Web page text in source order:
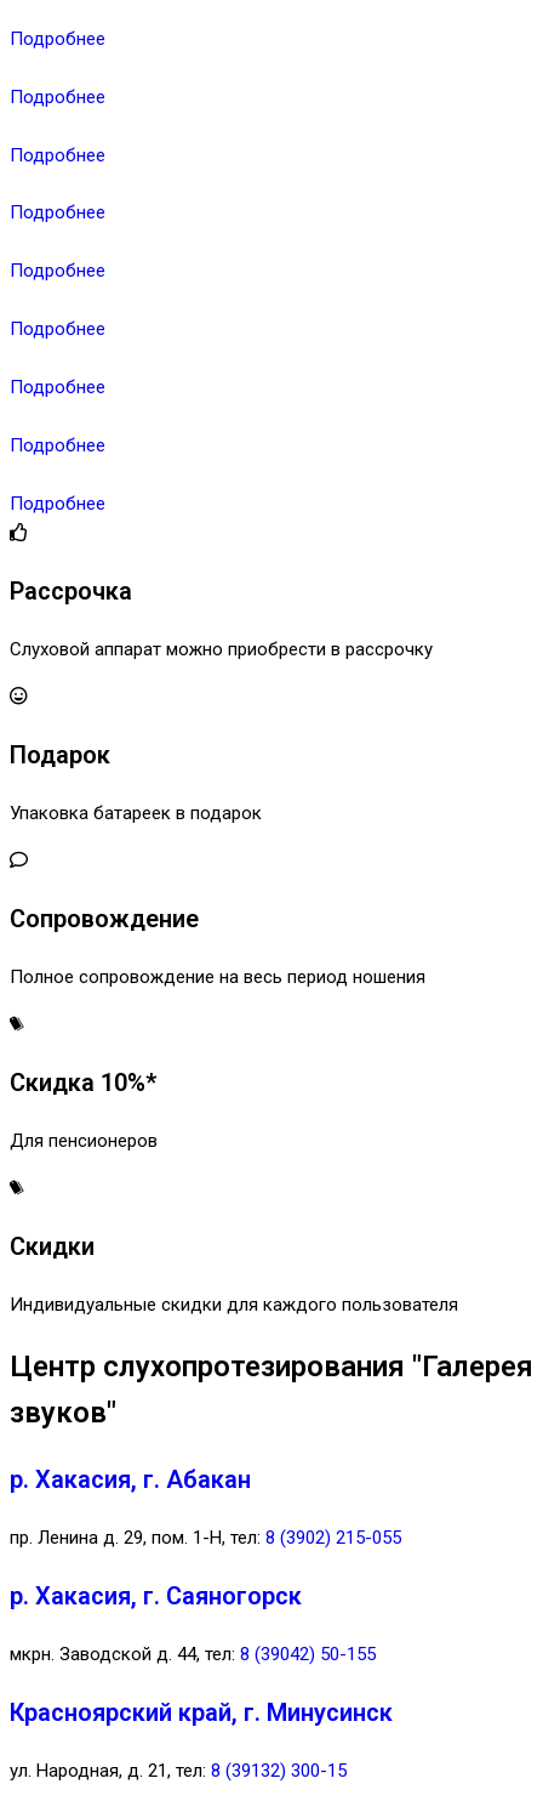
Подробнее
Подробнее
Подробнее
Подробнее
Подробнее
Подробнее
Подробнее
Подробнее
Подробнее
Рассрочка
Слуховой аппарат можно приобрести в рассрочку
Подарок
Упаковка батареек в подарок
Сопровождение
Полное сопровождение на весь период ношения
Скидка 10%*
Для пенсионеров
Скидки
Индивидуальные скидки для каждого пользователя
Центр слухопротезирования "Галерея
звуков"
р. Хакасия, г. Абакан
пр. Ленина д. 29, пом. 1-Н, тел: 8 (3902) 215-055
р. Хакасия, г. Саяногорск
мкрн. Заводской д. 44, тел: 8 (39042) 50-155
Красноярский край, г. Минусинск
ул. Народная, д. 21, тел: 8 (39132) 300-15